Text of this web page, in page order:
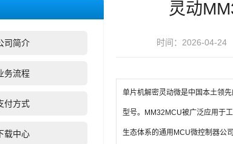
灵动
时间：2026-04-24
单片机解密灵动微是中国本土领
型号。MM32MCU被广泛应用于
生态体系的通用MCU微控制器公
司简介
务流程
付方式
载中心